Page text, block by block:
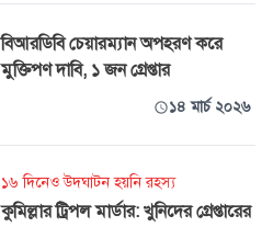
বিআরডিবি চেয়ারম্যান অপহরণ করে
মুক্তিপণ দাবি, ১ জন গ্রেপ্তার
১৪ মার্চ ২০২৬
১৬ দিনেও উদঘাটন হয়নি রহস্য
কুমিল্লার ট্রিপল মার্ডার: খুনিদের গ্রেপ্তারের